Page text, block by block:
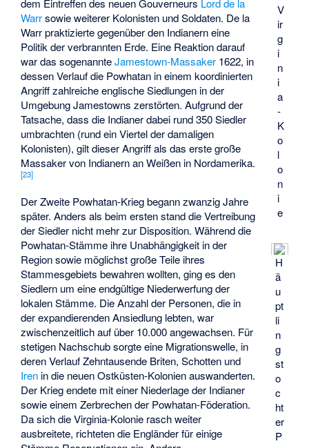
V
ir
g
i
n
i
a
-
K
o
l
o
n
i
e
H
ä
u
pt
li
n
g
st
o
c
ht
er
P
dem Eintreffen des neuen Gouverneurs Lord de la
Warrsowie weiterer Kolonisten und Soldaten. De la
Warr praktizierte gegenüber den Indianern eine
Politik der verbrannten Erde. Eine Reaktion darauf
war das sogenannteJamestown-Massaker 1622, in
dessen Verlauf die Powhatan in einem koordinierten
Angriff zahlreiche englische Siedlungen in der
Umgebung Jamestowns zerstörten. Aufgrund der
Tatsache, dass die Indianer dabei rund 350 Siedler
umbrachten (rund ein Viertel der damaligen
Kolonisten), gilt dieser Angriff als das erste große
Massaker von Indianern an Weißen in Nordamerika.
[23]
Der Zweite Powhatan-Krieg begann zwanzig Jahre
später. Anders als beim ersten stand die Vertreibung
der Siedler nicht mehr zur Disposition. Während die
Powhatan-Stämme ihre Unabhängigkeit in der
Region sowie möglichst große Teile ihres
Stammesgebiets bewahren wollten, ging es den
Siedlern um eine endgültige Niederwerfung der
lokalen Stämme. Die Anzahl der Personen, die in
der expandierenden Ansiedlung lebten, war
zwischenzeitlich auf über 10.000 angewachsen. Für
stetigen Nachschub sorgte eine Migrationswelle, in
deren Verlauf Zehntausende Briten, Schotten und
Iren in die neuen Ostküsten-Kolonien auswanderten.
Der Krieg endete mit einer Niederlage der Indianer
sowie einem Zerbrechen der Powhatan-Föderation.
Da sich die Virginia-Kolonie rasch weiter
ausbreitete, richteten die Engländer für einige